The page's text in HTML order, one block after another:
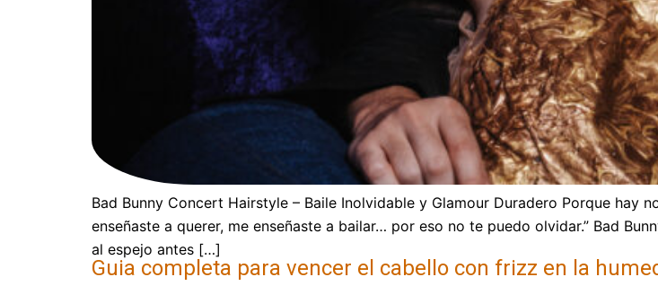
Bad Bunny Concert Hairstyle – Baile Inolvidable y Glamour Duradero Porque hay
enseñaste a querer, me enseñaste a bailar… por eso no te puedo olvidar.” Bad
al espejo antes […]
Guia completa para vencer el cabello con frizz en la